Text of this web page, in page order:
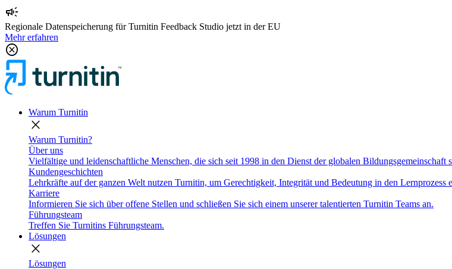
campaign
Regionale Datenspeicherung für Turnitin Feedback Studio jetzt in der EU
Mehr erfahren
cancel
Warum Turnitin
close
Warum Turnitin?
Über uns
Vielfältige und leidenschaftliche Menschen, die sich seit 1998 in den Dienst der globalen
Kundengeschichten
Lehrkräfte auf der ganzen Welt nutzen Turnitin, um Gerechtigkeit, Integrität und Bedeutung in den Lernprozess
Karriere
Informieren Sie sich über offene Stellen und schließen Sie sich einem unserer talentierten Turnitin Teams an.
Führungsteam
Treffen Sie Turnitins Führungsteam.
Lösungen
close
Lösungen